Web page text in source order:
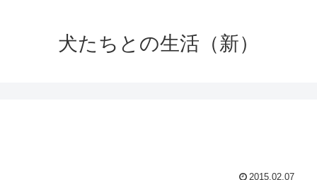
犬たちとの生活（新）
2015.02.07